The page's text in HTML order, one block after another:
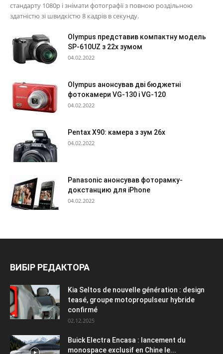
стандарту 1080p і знімати фотографії з повною роздільною
здатністю зі швидкістю 8 кадрів в секунду.
Olympus представив компактну модель
SP-610UZ з 22х зумом
04.02.2022
Olympus анонсував дві бюджетні
фотокамери VG-130 і VG-120
04.02.2022
Pentax X90: камера з зум 26х
04.02.2022
Panasonic анонсував фоторамку-
докстанцию для iPhone
04.02.2022
ВИБІР РЕДАКТОРА
Kia Seltos de nouvelle génération : design
teasé, groupe motopropulseur hybride
confirmé
02.12.2025
Buick Electra Encasa : lancement du
monospace exclusif en Chine le...